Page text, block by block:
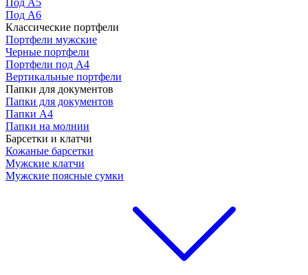
Под А5
Под А6
Классические портфели
Портфели мужские
Черные портфели
Портфели под А4
Вертикальные портфели
Папки для документов
Папки для документов
Папки А4
Папки на молнии
Барсетки и клатчи
Кожаные барсетки
Мужские клатчи
Мужские поясные сумки